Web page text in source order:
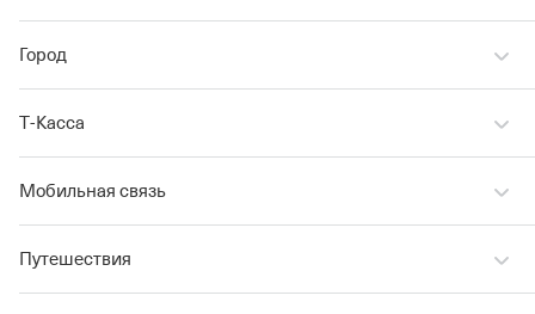
Город
Т‑Касса
Мобильная связь
Путешествия